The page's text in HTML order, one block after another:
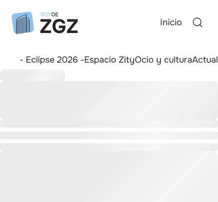
Inicio
- Eclipse 2026 -Espacio ZityOcio y cultura